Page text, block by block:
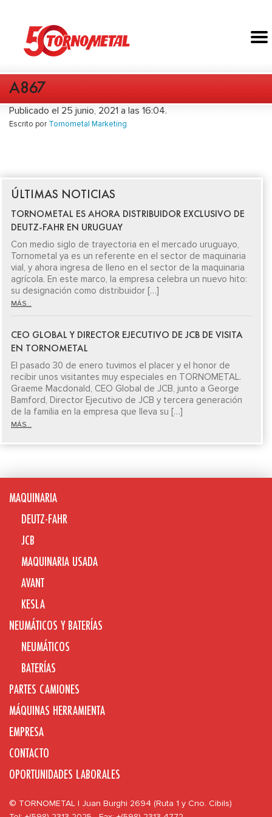
A867
Publicado el 25 junio, 2021 a las 16:04.
Escrito por Tornometal Marketing
ÚLTIMAS NOTICIAS
TORNOMETAL ES AHORA DISTRIBUIDOR EXCLUSIVO DE
DEUTZ-FAHR EN URUGUAY
Con medio siglo de trayectoria en el mercado uruguayo,
Tornometal ya es un referente en el sector de maquinaria
vial, y ahora ingresa de lleno en el sector de la maquinaria
agrícola. En este marco, la empresa celebra un nuevo hito:
su designación como distribuidor […]
MÁS...
CEO GLOBAL Y DIRECTOR EJECUTIVO DE JCB DE VISITA
EN TORNOMETAL
El pasado 30 de enero tuvimos el placer y el honor de
recibir unos visitantes muy especiales en TORNOMETAL.
Graeme Macdonald, CEO Global de JCB, junto a George
Bamford, Director Ejecutivo de JCB y tercera generación
de la familia en la empresa que lleva su […]
MÁS...
MAQUINARIA
DEUTZ-FAHR
JCB
MAQUINARIA USADA
AVANT
KESLA
NEUMÁTICOS Y BATERÍAS
NEUMÁTICOS
BATERÍAS
PARTES CAMIONES
MÁQUINAS HERRAMIENTA
EMPRESA
CONTACTO
OPORTUNIDADES LABORALES
© TORNOMETAL | Juan Burghi 2694 (Ruta 1 y Cno. Cibils)